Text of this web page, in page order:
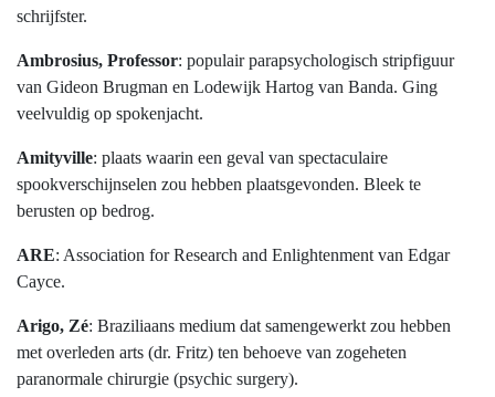
schrijfster.
Ambrosius, Professor: populair parapsychologisch stripfiguur
van Gideon Brugman en Lodewijk Hartog van Banda. Ging
veelvuldig op spokenjacht.
Amityville: plaats waarin een geval van spectaculaire
spookverschijnselen zou hebben plaatsgevonden. Bleek te
berusten op bedrog.
ARE: Association for Research and Enlightenment van Edgar
Cayce.
Arigo, Zé: Braziliaans medium dat samengewerkt zou hebben
met overleden arts (dr. Fritz) ten behoeve van zogeheten
paranormale chirurgie (psychic surgery).